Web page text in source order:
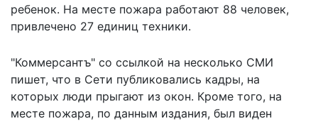
ребенок. На месте пожара работают 88 человек,
привлечено 27 единиц техники.
"Коммерсантъ" со ссылкой на несколько СМИ
пишет, что в Сети публиковались кадры, на
которых люди прыгают из окон. Кроме того, на
месте пожара, по данным издания, был виден